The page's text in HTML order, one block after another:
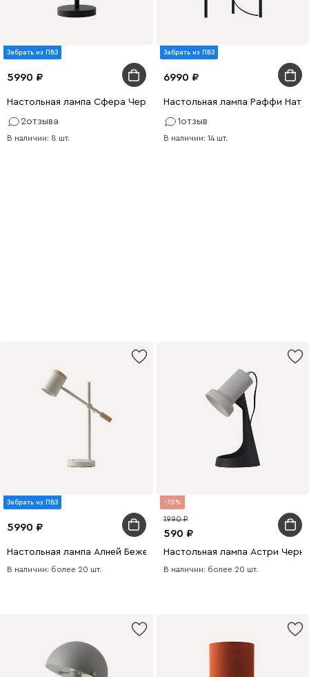
Забрать из ПВЗ
5990
Настольная лампа Сфера Черный
2отзыва
В наличии: 8 шт.
Забрать из ПВЗ
6990
Настольная лампа Раффи
1отзыв
В наличии: 14 шт.
Забрать из ПВЗ
5990
Настольная лампа Алней Бежевый
В наличии: более 20 шт.
70
590
1990
Настольная лампа Астри
В наличии: более 20 шт.